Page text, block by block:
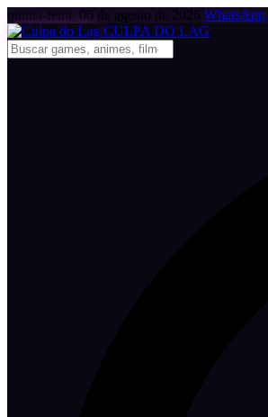
quinta-feira, 06 de agosto de 2026 WhatsApp
CULPA DO LAG